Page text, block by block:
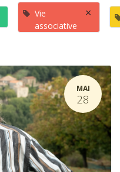
Vie
associative
×
MAI
28